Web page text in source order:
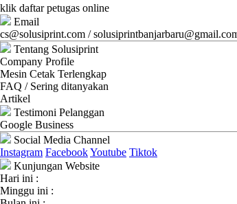
klik daftar petugas online
Email
cs@solusiprint.com /
Tentang Solusiprint
Company Profile
Mesin Cetak Terlengkap
FAQ / Sering ditanyakan
Artikel
Testimoni Pelanggan
Google Business
Social Media Channel
Instagram FacebookYoutube Tiktok
Kunjungan Website
Hari ini :
Minggu ini :